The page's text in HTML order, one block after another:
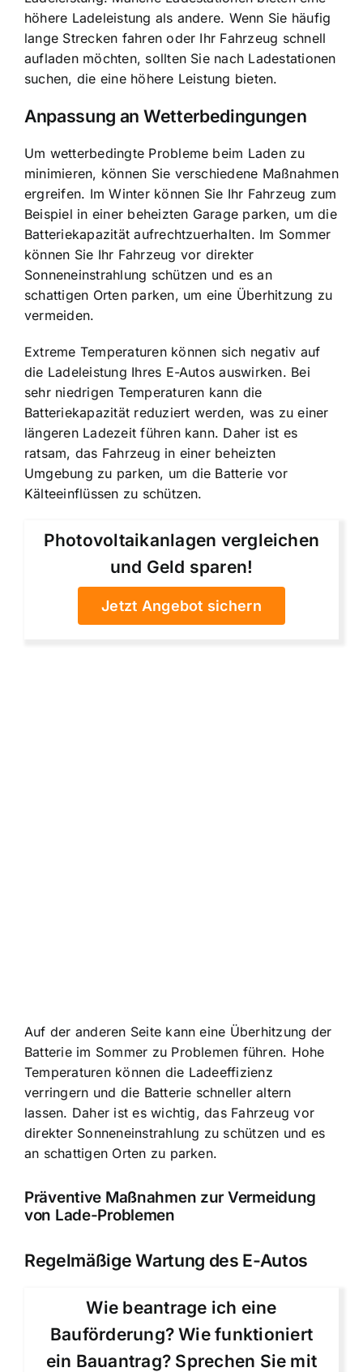
höhere Ladeleistung als andere. Wenn Sie häufig
lange Strecken fahren oder Ihr Fahrzeug schnell
aufladen möchten, sollten Sie nach Ladestationen
suchen, die eine höhere Leistung bieten.
Anpassung an Wetterbedingungen
Um wetterbedingte Probleme beim Laden zu
minimieren, können Sie verschiedene Maßnahmen
ergreifen. Im Winter können Sie Ihr Fahrzeug zum
Beispiel in einer beheizten Garage parken, um die
Batteriekapazität aufrechtzuerhalten. Im Sommer
können Sie Ihr Fahrzeug vor direkter
Sonneneinstrahlung schützen und es an
schattigen Orten parken, um eine Überhitzung zu
vermeiden.
Extreme Temperaturen können sich negativ auf
die Ladeleistung Ihres E-Autos auswirken. Bei
sehr niedrigen Temperaturen kann die
Batteriekapazität reduziert werden, was zu einer
längeren Ladezeit führen kann. Daher ist es
ratsam, das Fahrzeug in einer beheizten
Umgebung zu parken, um die Batterie vor
Kälteeinflüssen zu schützen.
Photovoltaikanlagen vergleichen
und Geld sparen!
Jetzt Angebot sichern
Auf der anderen Seite kann eine Überhitzung der
Batterie im Sommer zu Problemen führen. Hohe
Temperaturen können die Ladeeffizienz
verringern und die Batterie schneller altern
lassen. Daher ist es wichtig, das Fahrzeug vor
direkter Sonneneinstrahlung zu schützen und es
an schattigen Orten zu parken.
Präventive Maßnahmen zur Vermeidung
von Lade-Problemen
Regelmäßige Wartung des E-Autos
Wie beantrage ich eine
Bauförderung? Wie funktioniert
ein Bauantrag? Sprechen Sie mit